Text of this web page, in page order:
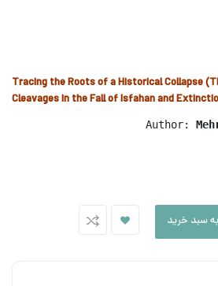
Cleavages in the Fall of Isfahan and
Author:
(نقش شکاف‌های اجتماعی در سقوط اصفهان و
سبد خرید